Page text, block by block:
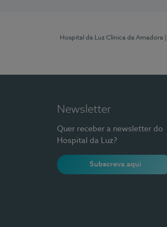
Hospital da Luz Clínica da Amadora
Newsletter
Quer receber a newsletter do
Hospital da Luz?
Subscreva aqui